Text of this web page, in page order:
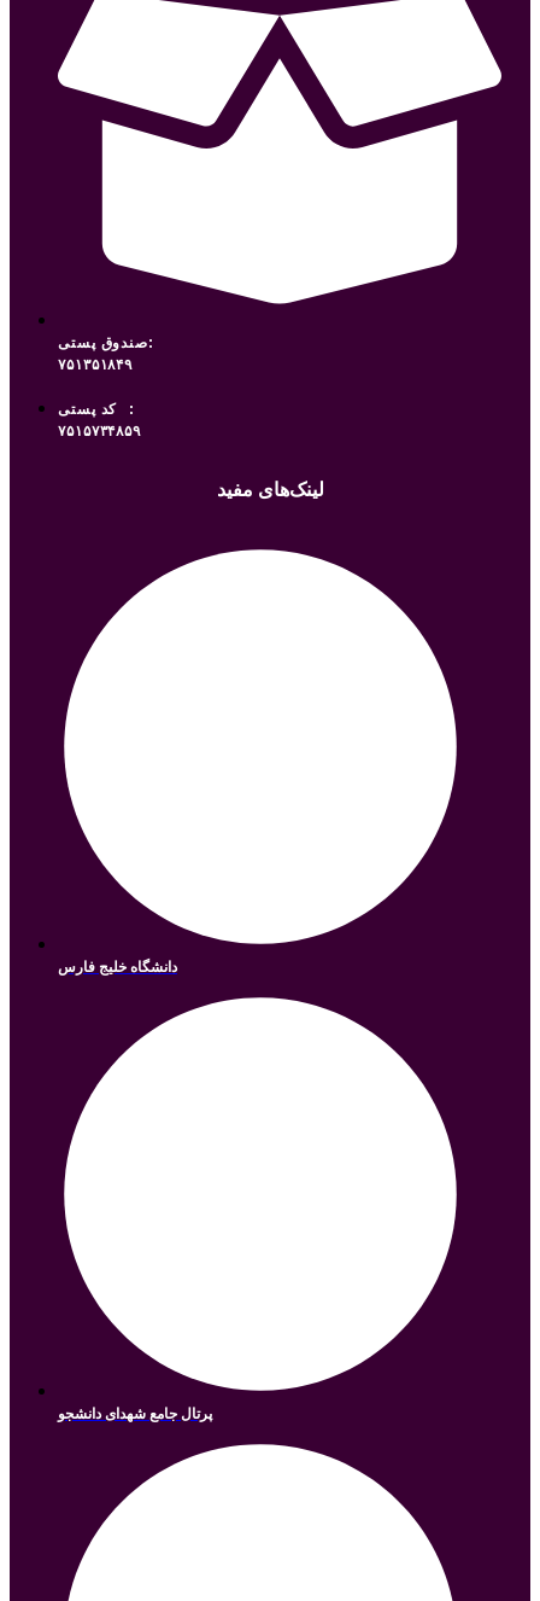
صندوق پستی:
۷۵۱۳۵۱۸۴۹
کد پستی:
۷۵۱۵۷۳۴۸۵۹
لینک‌های مفید
دانشگاه خلیج فارس
پرتال جامع شهدای دانشجو